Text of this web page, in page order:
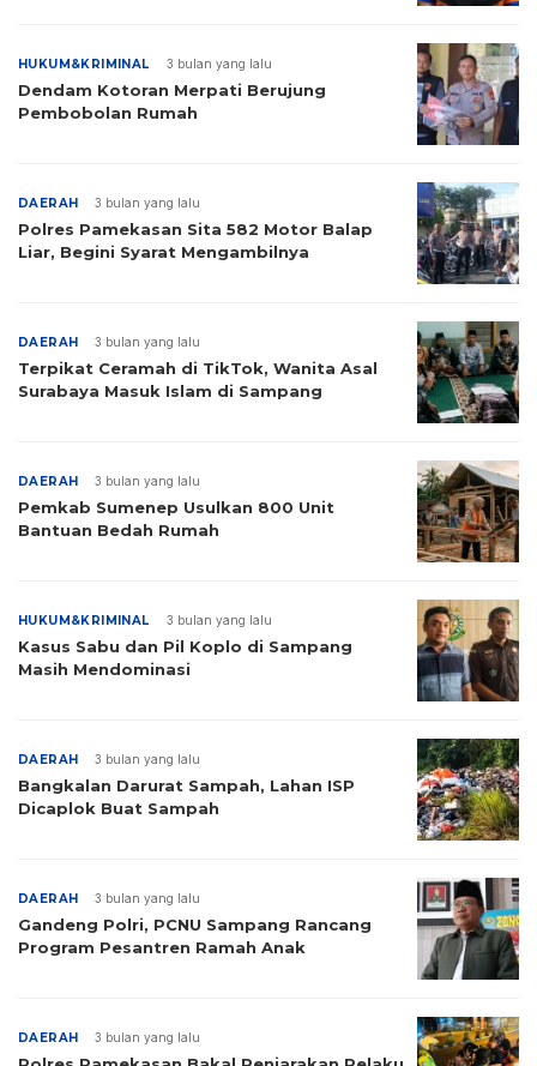
HUKUM&KRIMINAL 3 bulan yang lalu
Dendam Kotoran Merpati Berujung
Pembobolan Rumah
DAERAH 3 bulan yang lalu
Polres Pamekasan Sita 582 Motor Balap
Liar, Begini Syarat Mengambilnya
DAERAH 3 bulan yang lalu
Terpikat Ceramah di TikTok, Wanita Asal
Surabaya Masuk Islam di Sampang
DAERAH 3 bulan yang lalu
Pemkab Sumenep Usulkan 800 Unit
Bantuan Bedah Rumah
HUKUM&KRIMINAL 3 bulan yang lalu
Kasus Sabu dan Pil Koplo di Sampang
Masih Mendominasi
DAERAH 3 bulan yang lalu
Bangkalan Darurat Sampah, Lahan ISP
Dicaplok Buat Sampah
DAERAH 3 bulan yang lalu
Gandeng Polri, PCNU Sampang Rancang
Program Pesantren Ramah Anak
DAERAH 3 bulan yang lalu